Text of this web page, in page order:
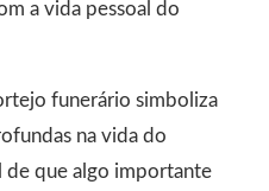
a vida pessoal do
funerário simboliza
na vida do
de que algo importante